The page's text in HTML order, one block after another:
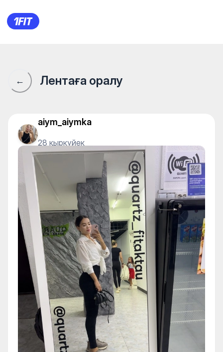
1Fit қауымдастығы · 1Fit
← Лентаға оралу
aiym_aiymka
28 қыркүйек